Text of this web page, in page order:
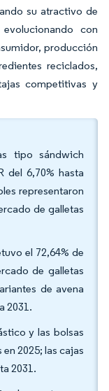
su atractivo de
con
producción
reciclados,
competitivas y
tipo sándwich
del 6,70% hasta
representaron
de galletas
el 72,64% de
de galletas
de avena
2031.
y las bolsas
2025; las cajas
2031.